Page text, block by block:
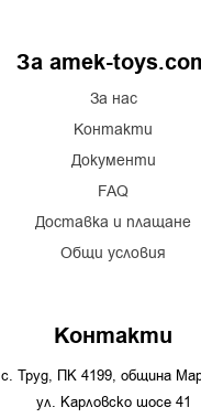
За amek-
За нас
Контакти
Документи
FAQ
Доставка и плащане
Общи условия
Контакти
с. Труд, ПК 4199, община
ул. Карловско шосе 41